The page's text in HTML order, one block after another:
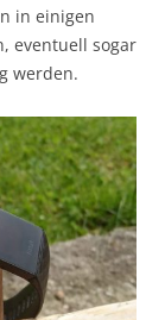
in einigen
eventuell sogar
werden.